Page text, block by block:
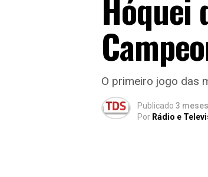
O primeiro jogo das
Publicado 3
Por Rádio e